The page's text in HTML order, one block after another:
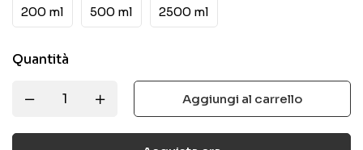
200 ml 500 ml 2500 ml
Quantità
Aggiungi al carrello